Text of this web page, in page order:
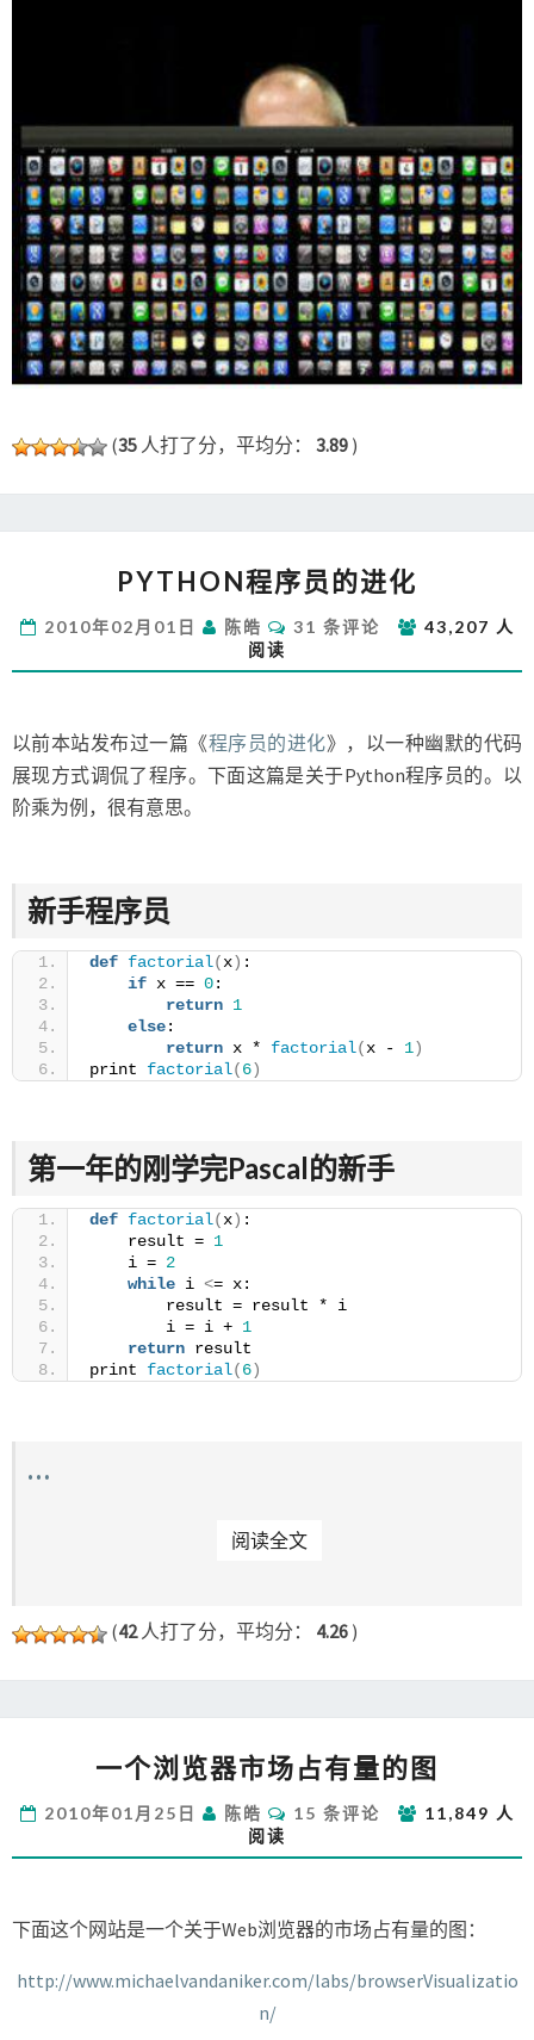
(35 人打了分，平均分： 3.89 )
程
员
的
PYTHON程序员的进化
2010年02月01日 陈皓
评
论
31 条评论
43,207 人
阅读
以前本站发布过一篇《程序员的进化》，以一种幽默的代码
展现方式调侃了程序。下面这篇是关于Python程序员的。以
阶乘为例，很有意思。
新手程序员
def factorial(x) :
if x == 0:
return 1
else:
return x * factorial(x - 1)
print factorial(6)
第一年的刚学完Pascal的新手
def factorial(x) :
    result =
1
    i =
2
while i <= x:
        result = result * i
        i = i +
1
return result
print factorial(6)
…
阅读全文READ MORE
(42人打了分，平均分： 4.26 )
个
览
器
占
量
的
图
一个浏览器市场占有量的图
2010年01月25日 陈皓
评
论
15 条评论
11,849 人
阅读
下面这个网站是一个关于Web浏览器的市场占有量的图：
http://www.michaelvandaniker.com/labs/browserVisualizatio
n/